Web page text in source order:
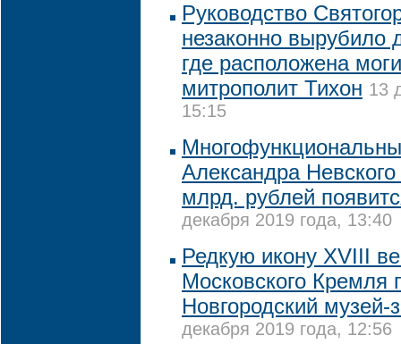
Руководство
незаконно вырубило
где расположена
митрополит Тихон 13
15:15
Александра
млрд. рублей
декабря 2019 года, 13:40
Редкую икону XVIII
Московского Кремля
Новгородский музей-
декабря 2019 года, 12:56